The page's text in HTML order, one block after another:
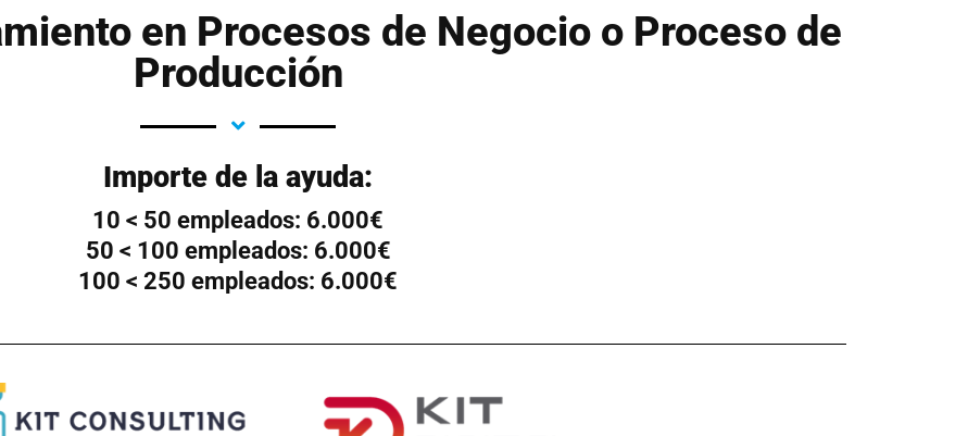
en Procesos de Negocio o Proceso de
Producción
Importe de la ayuda:
10 < 50 empleados: 6.000€
50 < 100 empleados: 6.000€
100 < 250 empleados: 6.000€